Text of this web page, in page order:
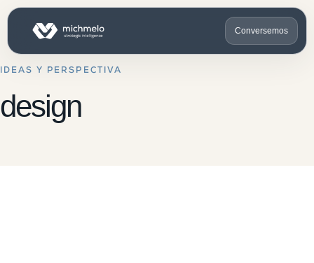
Conversemos
IDEAS Y PERSPECTIVA
design